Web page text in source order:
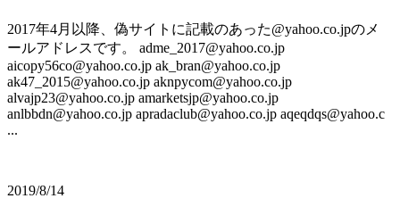
2017年4月以降、偽サイトに記載のあった@yahoo.co.jpのメ
ールアドレスです。 adme_2017@yahoo.co.jp
aicopy56co@yahoo.co.jp ak_bran@yahoo.co.jp
ak47_2015@yahoo.co.jp aknpycom@yahoo.co.jp
alvajp23@yahoo.co.jp amarketsjp@yahoo.co.jp
anlbbdn@yahoo.co.jp apradaclub@yahoo.co.jp aqeqdqs@yahoo.c
...
2019/8/14